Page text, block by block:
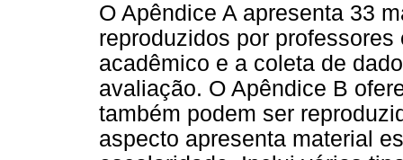
O Apêndice A apresenta 33
reproduzidos por
acadêmico e a coleta de
avaliação. O Apêndice B
também podem ser
aspecto apresenta material